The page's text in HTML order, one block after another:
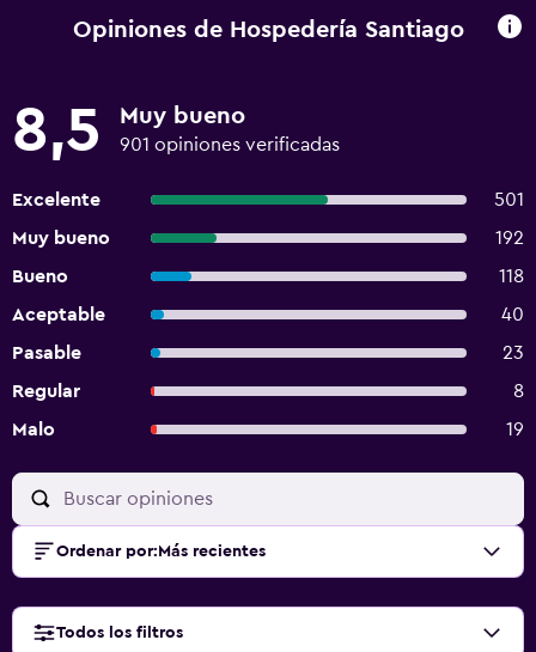
Opiniones de Hospedería Santiago
8,5 Muy bueno
901 opiniones verificadas
Excelente
501
Muy bueno
192
Bueno
118
Aceptable
40
Pasable
23
Regular
8
Malo
19
Ordenar por: Más recientes
Todos los filtros